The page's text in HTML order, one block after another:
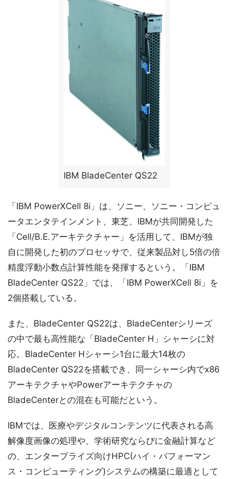
IBM BladeCenter QS22
「IBM PowerXCell 8i」は、ソニー、ソニー・コンピュ
ータエンタテインメント、東芝、IBMが共同開発した
「Cell/B.E.アーキテクチャー」を活用して、IBMが独
自に開発した初のプロセッサで、従来製品対し5倍の倍
精度浮動小数点計算性能を発揮するという。「IBM
BladeCenter QS22」では、「IBM PowerXCell 8i」を
2個搭載している。
また、BladeCenter QS22は、BladeCenterシリーズ
の中で最も高性能な「BladeCenter H」シャーシに対
応。BladeCenter Hシャーシ1台に最大14枚の
BladeCenter QS22を搭載でき、同一シャーシ内でx86
アーキテクチャやPowerアーキテクチャの
BladeCenterとの混在も可能だという。
IBMでは、医療やデジタルコンテンツに代表される高
解像度画像の処理や、学術研究ならびに金融計算など
の、エンタープライズ向けHPC(ハイ・パフォーマン
ス・コンピューティング)システムの構築に最適として